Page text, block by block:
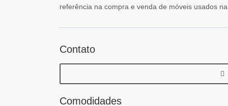
referência na compra e venda de móveis usados
Contato
Comodidades